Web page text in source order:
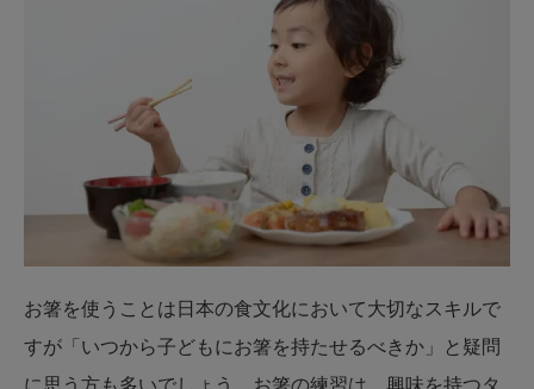
お箸を使うことは日本の食文化において大切なスキルで
すが「いつから子どもにお箸を持たせるべきか」と疑問